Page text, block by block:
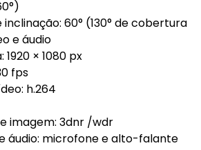
60° (130° de cobertura
e áudio
× 1080 px
fps
h.264
imagem: 3dnr /wdr
áudio: microfone e alto-falante